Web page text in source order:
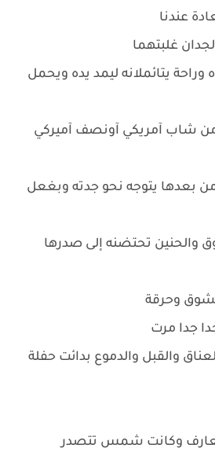
عندنا
غلبتهما
وراحة يتائملانه ليمد يده ويحمل
شاب آمريكي آونصف آميركي
بعدها يتوجه نحو جدته وبغعل
والحنين تحتضنه إلى صدرها
وحرقة
جدا مرت
والقبل والدموع بدائت حفلة
وكانت شمس تتصدر